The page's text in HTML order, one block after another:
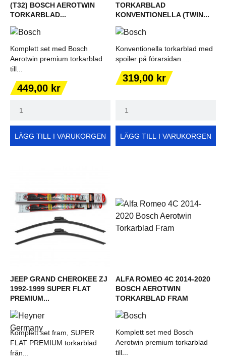
(T32) BOSCH AEROTWIN
TORKARBLAD...
Komplett set med Bosch
Aerotwin premium torkarblad
till...
Pris
449,00 kr
LÄGG TILL I VARUKORGEN
TORKARBLAD
KONVENTIONELLA (TWIN...
Konventionella torkarblad med
spoiler på förarsidan....
Pris
319,00 kr
LÄGG TILL I VARUKORGEN
JEEP GRAND CHEROKEE ZJ
1992-1999 SUPER FLAT
PREMIUM...
Komplett set fram, SUPER
FLAT PREMIUM torkarblad
från...
ALFA ROMEO 4C 2014-2020
BOSCH AEROTWIN
TORKARBLAD FRAM
Komplett set med Bosch
Aerotwin premium torkarblad
till...